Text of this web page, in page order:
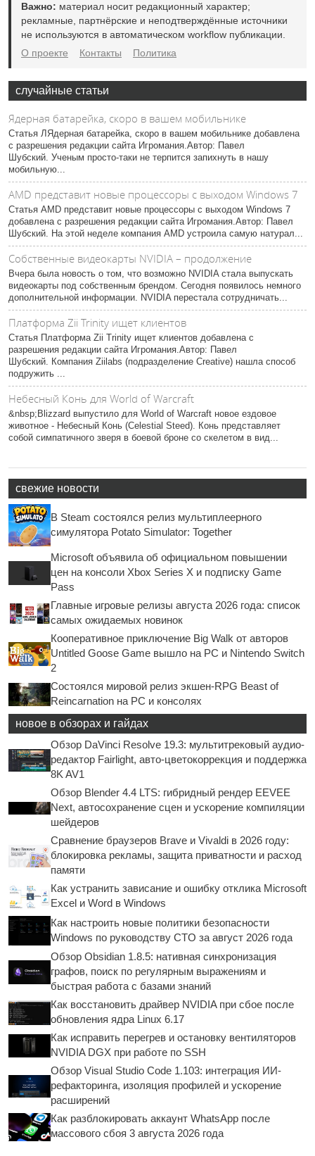
Важно: материал носит редакционный характер;
рекламные, партнёрские и неподтверждённые источники
не используются в автоматическом workflow публикации.
О проекте
Контакты Политика
случайные статьи
Ядерная батарейка, скоро в вашем мобильнике
Статья ЛЯдерная батарейка, скоро в вашем мобильнике добавлена
с разрешения редакции сайта Игромания.Автор: Павел
Шубский. Ученым просто-таки не терпится запихнуть в нашу
мобильную...
AMD представит новые процессоры с выходом Windows 7
Статья AMD представит новые процессоры с выходом Windows 7
добавлена с разрешения редакции сайта Игромания.Автор: Павел
Шубский. На этой неделе компания AMD устроила самую натурал...
Собственные видеокарты NVIDIA – продолжение
Вчера была новость о том, что возможно NVIDIA стала выпускать
видеокарты под собственным брендом. Сегодня появилось немного
дополнительной информации. NVIDIA перестала сотрудничать...
Платформа Zii Trinity ищет клиентов
Статья Платформа Zii Trinity ищет клиентов добавлена с
разрешения редакции сайта Игромания.Автор: Павел
Шубский. Компания Ziilabs (подразделение Creative) нашла способ
подружить ...
Небесный Конь для World of Warcraft
&nbsp;Blizzard выпустило для World of Warcraft новое ездовое
животное - Небесный Конь (Celestial Steed). Конь представляет
собой симпатичного зверя в боевой броне со скелетом в вид...
свежие новости
В Steam состоялся релиз мультиплеерного
симулятора Potato Simulator: Together
Microsoft объявила об официальном повышении
цен на консоли Xbox Series X и подписку Game
Pass
Главные игровые релизы августа 2026 года: список
самых ожидаемых новинок
Кооперативное приключение Big Walk от авторов
Untitled Goose Game вышло на PC и Nintendo Switch
2
Состоялся мировой релиз экшен-RPG Beast of
Reincarnation на PC и консолях
новое в обзорах и гайдах
Обзор DaVinci Resolve 19.3: мультитрековый аудио-
редактор Fairlight, авто-цветокоррекция и поддержка
8K AV1
Обзор Blender 4.4 LTS: гибридный рендер EEVEE
Next, автосохранение сцен и ускорение компиляции
шейдеров
Сравнение браузеров Brave и Vivaldi в 2026 году:
блокировка рекламы, защита приватности и расход
памяти
Как устранить зависание и ошибку отклика Microsoft
Excel и Word в Windows
Как настроить новые политики безопасности
Windows по руководству CTO за август 2026 года
Обзор Obsidian 1.8.5: нативная синхронизация
графов, поиск по регулярным выражениям и
быстрая работа с базами знаний
Как восстановить драйвер NVIDIA при сбое после
обновления ядра Linux 6.17
Как исправить перегрев и остановку вентиляторов
NVIDIA DGX при работе по SSH
Обзор Visual Studio Code 1.103: интеграция ИИ-
рефакторинга, изоляция профилей и ускорение
расширений
Как разблокировать аккаунт WhatsApp после
массового сбоя 3 августа 2026 года